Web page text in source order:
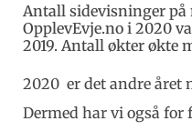
Antall sidevisninger på
OpplevEvje.no i 2020
2019. Antall økter økte
2020 er det andre året
Dermed har vi også for